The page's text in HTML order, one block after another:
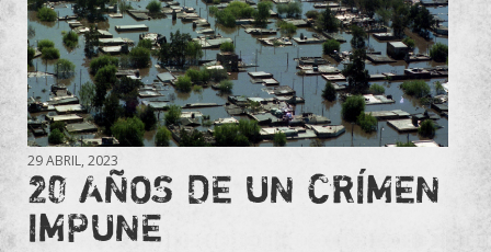
29 ABRIL, 2023
20 AÑOS DE UN CRÍMEN
IMPUNE